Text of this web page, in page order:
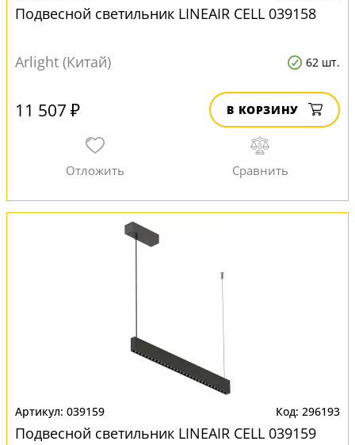
Подвесной светильник LINEAIR CELL 039158
Arlight (Китай) 62 шт.
11 507 ₽ В КОРЗИНУ
039159 296193
Подвесной светильник LINEAIR CELL 039159